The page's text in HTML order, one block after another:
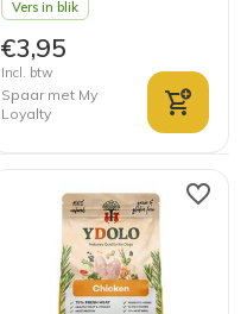
Vers in blik
€3,95
Incl. btw
Spaar met My
Loyalty